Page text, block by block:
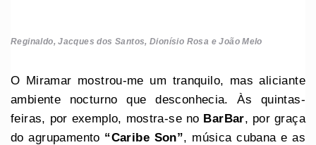
Reginaldo, Jacques dos Santos, Dionísio Rosa e João Melo
O Miramar mostrou-me um tranquilo, mas aliciante
ambiente nocturno que desconhecia. Às quintas-
feiras, por exemplo, mostra-se no BarBar, por graça
do agrupamento “Caribe Son”, música cubana e as